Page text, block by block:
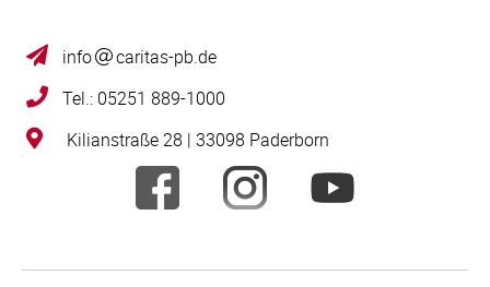
info
caritas-pb.de
Tel.: 05251 889-1000
Kilianstraße 28 | 33098 Paderborn